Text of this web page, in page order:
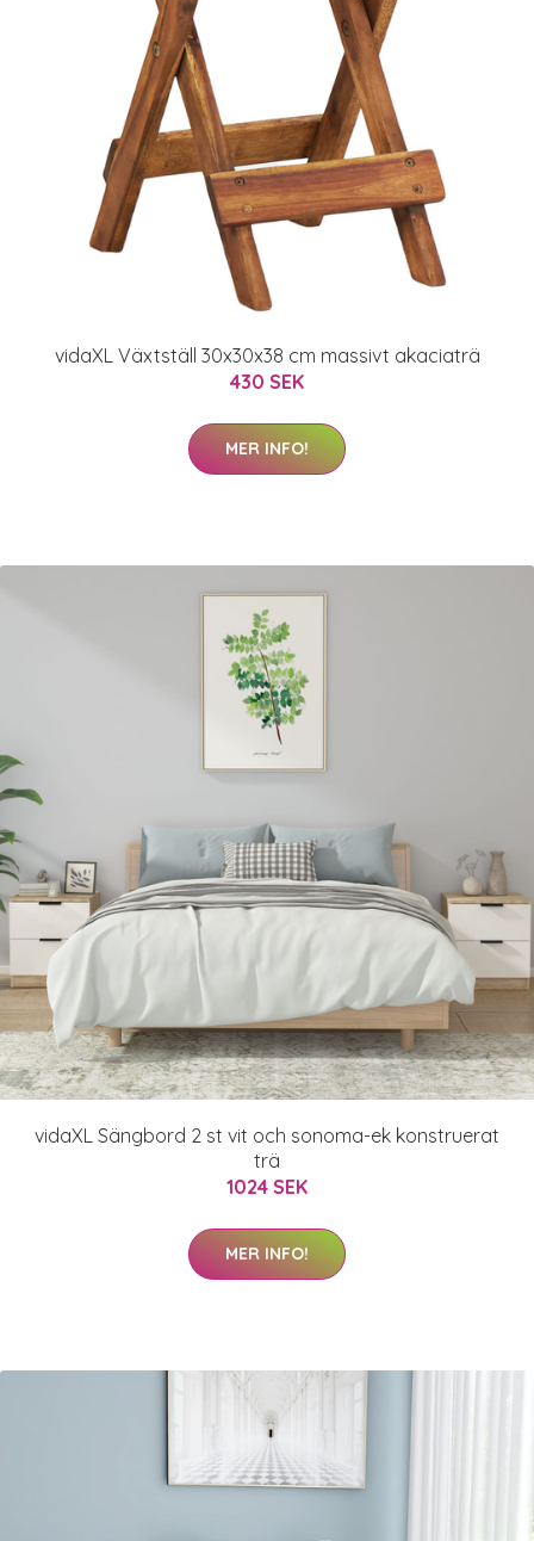
vidaXL Växtställ 30x30x38 cm massivt akaciaträ
430 SEK
MER INFO!
vidaXL Sängbord 2 st vit och sonoma-ek konstruerat
trä
1024 SEK
MER INFO!